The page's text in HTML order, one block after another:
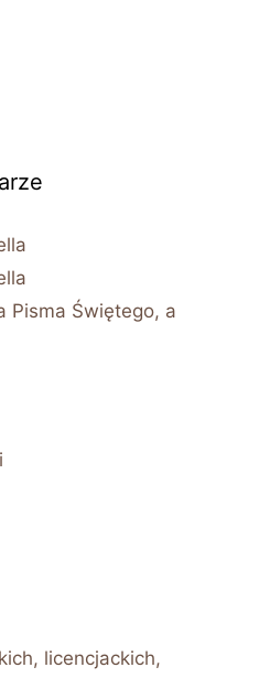
Pisma Świętego, a
licencjackich,